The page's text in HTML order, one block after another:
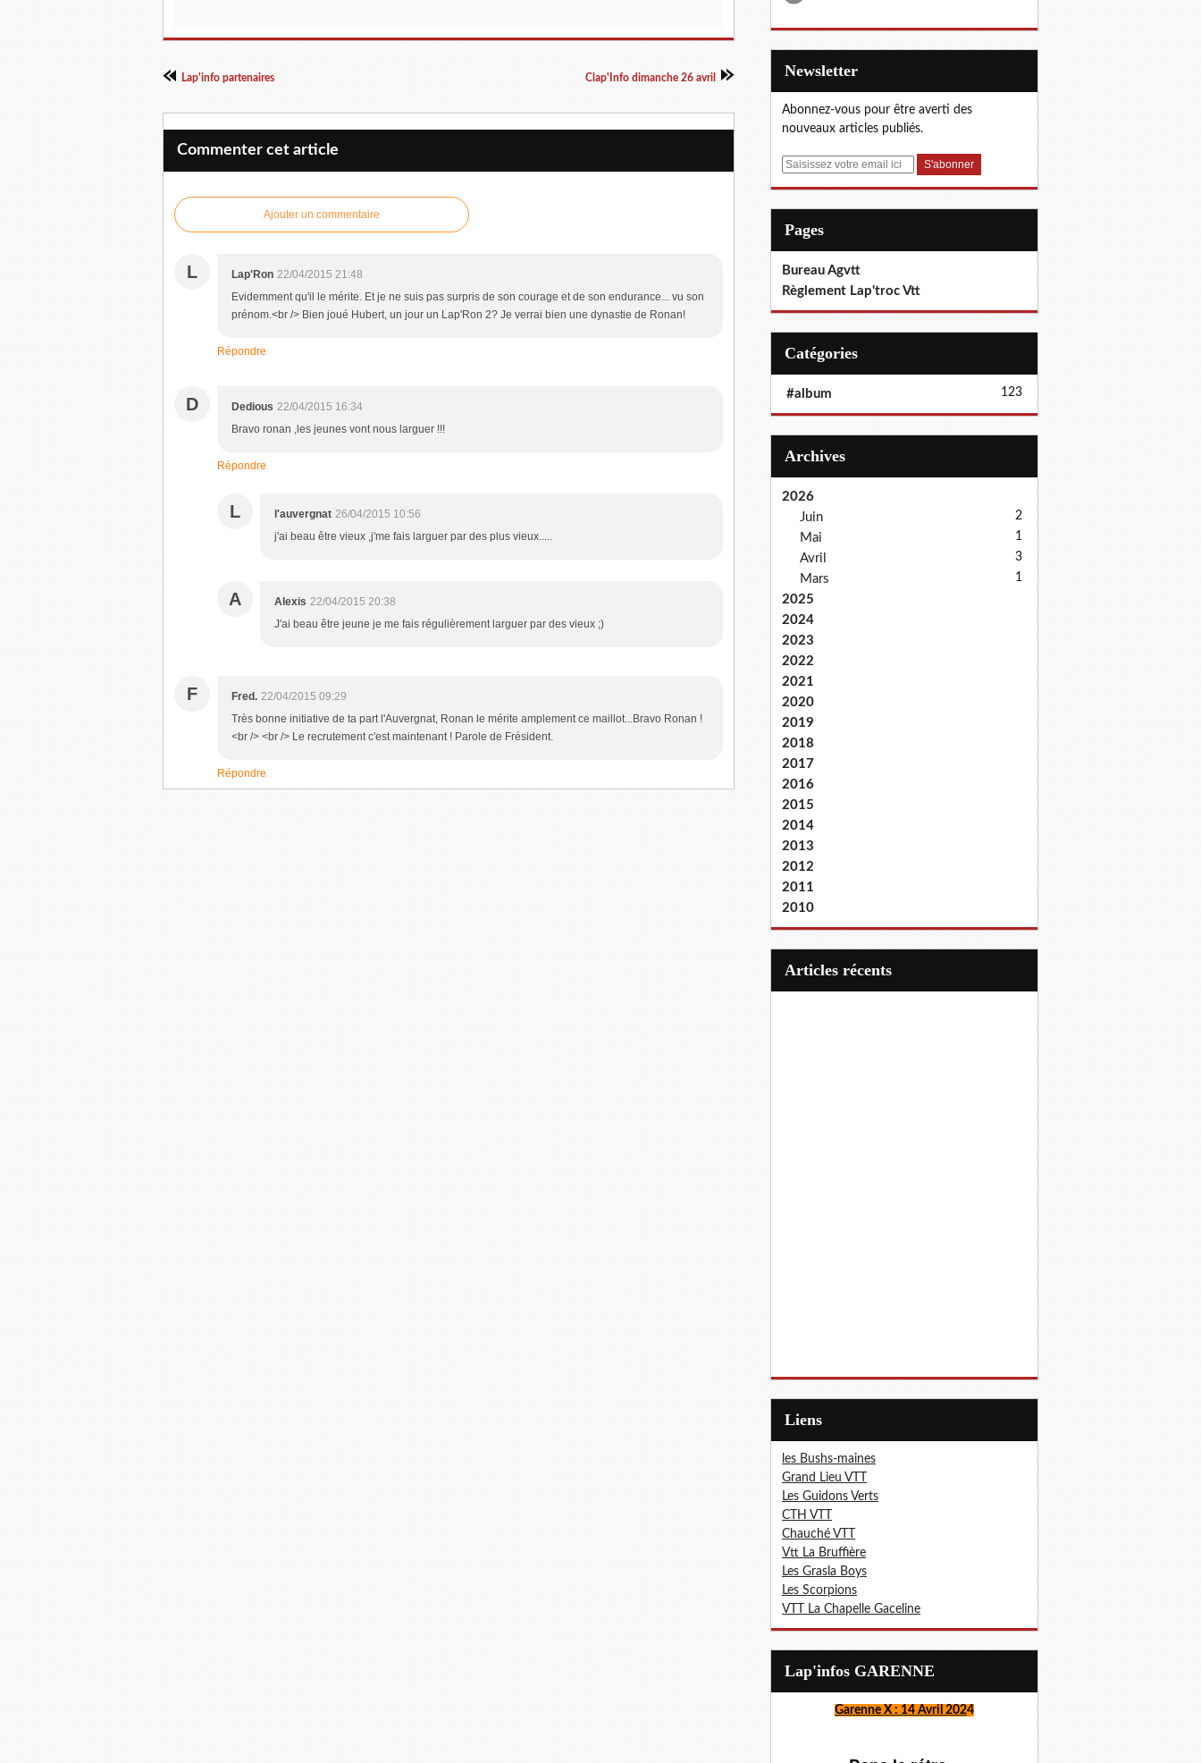
Lap'info partenaires Clap'Info dimanche 26 avril
Commenter cet article
Ajouter un commentaire
L Lap'Ron 22/04/2015 21:48
Evidemment qu'il le mérite. Et je ne suis pas surpris de son courage et de son endurance... vu son
prénom.<br /> Bien joué Hubert, un jour un Lap'Ron 2? Je verrai bien une dynastie de Ronan!
Répondre
D Dedious 22/04/2015 16:34
Bravo ronan ,les jeunes vont nous larguer !!!
Répondre
L l'auvergnat 26/04/2015 10:56
j'ai beau être vieux ,j'me fais larguer par des plus vieux.....
A Alexis 22/04/2015 20:38
J'ai beau être jeune je me fais régulièrement larguer par des vieux ;)
F Fred. 22/04/2015 09:29
Très bonne initiative de ta part l'Auvergnat, Ronan le mérite amplement ce maillot...Bravo Ronan !
<br /> <br /> Le recrutement c'est maintenant ! Parole de Frésident.
Répondre
Newsletter
Abonnez-vous pour être averti des
nouveaux articles publiés.
E
Pages
Bureau Agvtt
Règlement Lap'troc Vtt
Catégories
#album 123
Archives
2026
Juin
2
Mai 1
Avril 3
Mars 1
2025
2024
2023
2022
2021
2020
2019
2018
2017
2016
2015
2014
2013
2012
2011
2010
articles récents
Liens
les Bushs-maines
Grand Lieu VTT
Les Guidons Verts
CTH VTT
Chauché VTT
Vtt La Bruffière
Les Grasla Boys
Les Scorpions
VTT La Chapelle Gaceline
Lap'infos GARENNE
Garenne X : 14 Avril 2024